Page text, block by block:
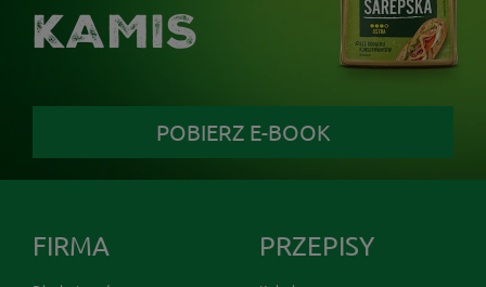
KAMIS
POBIERZ E-BOOK
FIRMA PRZEPISY